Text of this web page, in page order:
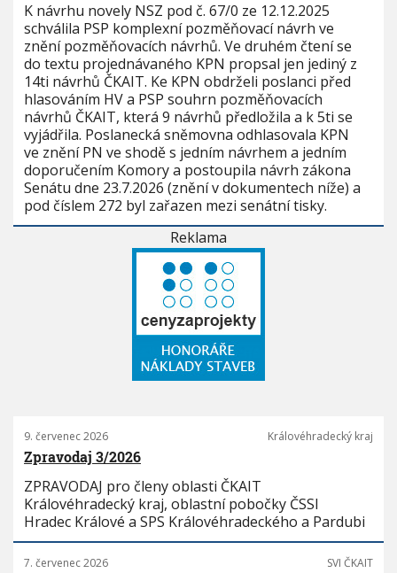
K návrhu novely NSZ pod č. 67/0 ze 12.12.2025
schválila PSP komplexní pozměňovací návrh ve
znění pozměňovacích návrhů. Ve druhém čtení se
do textu projednávaného KPN propsal jen jediný z
14ti návrhů ČKAIT. Ke KPN obdrželi poslanci před
hlasováním HV a PSP souhrn pozměňovacích
návrhů ČKAIT, která 9 návrhů předložila a k 5ti se
vyjádřila. Poslanecká sněmovna odhlasovala KPN
ve znění PN ve shodě s jedním návrhem a jedním
doporučením Komory a postoupila návrh zákona
Senátu dne 23.7.2026 (znění v dokumentech níže) a
pod číslem 272 byl zařazen mezi senátní tisky.
Reklama
9. červenec 2026 Královéhradecký kraj
Zpravodaj 3/2026
ZPRAVODAJ pro členy oblasti ČKAIT
Královéhradecký kraj, oblastní pobočky ČSSI
Hradec Králové a SPS Královéhradeckého a Pardubi
7. červenec 2026 SVI ČKAIT